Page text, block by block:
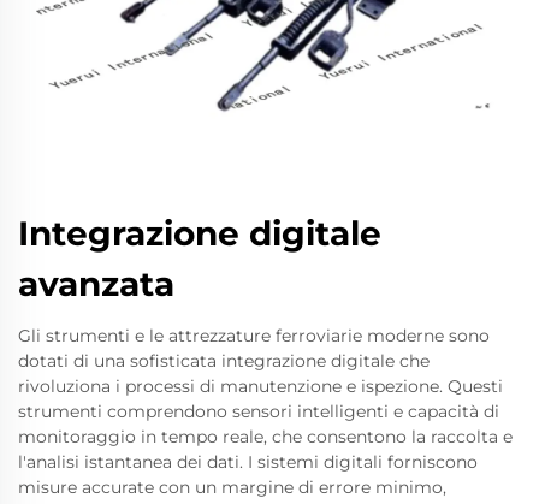
Integrazione digitale
avanzata
Gli strumenti e le attrezzature ferroviarie moderne sono
dotati di una sofisticata integrazione digitale che
rivoluziona i processi di manutenzione e ispezione. Questi
strumenti comprendono sensori intelligenti e capacità di
monitoraggio in tempo reale, che consentono la raccolta e
l'analisi istantanea dei dati. I sistemi digitali forniscono
misure accurate con un margine di errore minimo,